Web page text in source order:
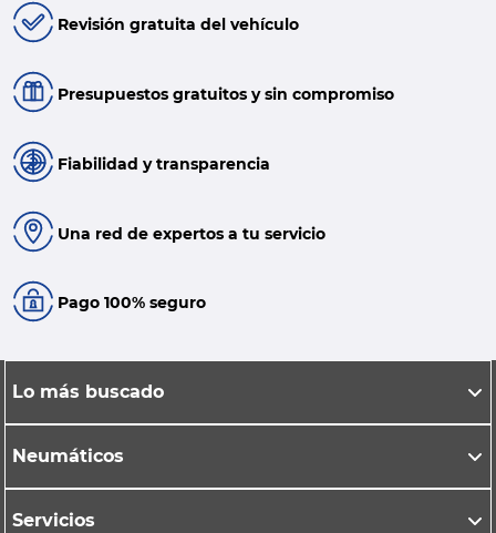
Revisión gratuita del vehículo
Presupuestos gratuitos y sin compromiso
Fiabilidad y transparencia
Una red de expertos a tu servicio
Pago 100% seguro
Lo más buscado
Neumáticos
Servicios